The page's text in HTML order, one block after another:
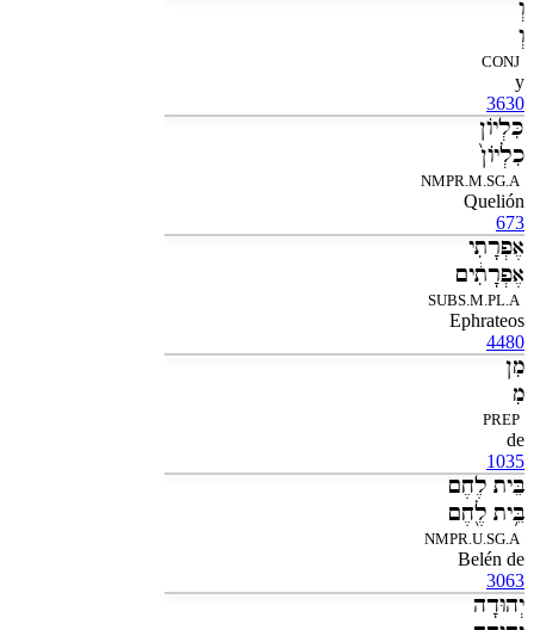
וְ
וְ
CONJ
y
3630
כִּלְיֹון
כִלְיֹון֙
NMPR.M.SG.A
Quelión
673
אֶפְרָתִי
אֶפְרָתִ֔ים
SUBS.M.PL.A
Ephrateos
4480
מִן
מִ
PREP
de
1035
בֵּית לֶחֶם
בֵּ֥ית לֶ֖חֶם
NMPR.U.SG.A
Belén de
3063
יְהוּדָה